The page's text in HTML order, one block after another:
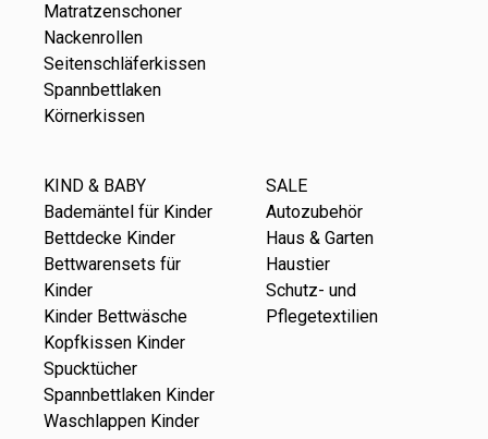
Matratzenschoner
Nackenrollen
Seitenschläferkissen
Spannbettlaken
Körnerkissen
KIND & BABY
Bademäntel für Kinder
Bettdecke Kinder
Bettwarensets für
Kinder
Kinder Bettwäsche
Kopfkissen Kinder
Spucktücher
Spannbettlaken Kinder
Waschlappen Kinder
SALE
Autozubehör
Haus & Garten
Haustier
Schutz- und
Pflegetextilien